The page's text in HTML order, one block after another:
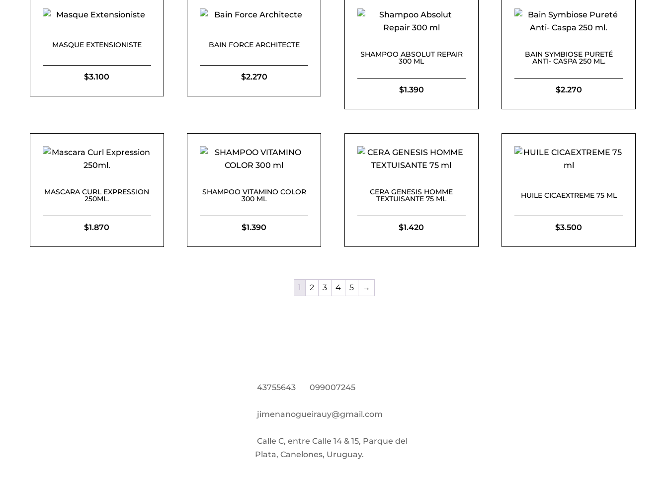
MASQUE EXTENSIONISTE
$3.100
BAIN FORCE ARCHITECTE
$2.270
SHAMPOO ABSOLUT REPAIR
300 ML
$1.390
BAIN SYMBIOSE PURETÉ
ANTI- CASPA 250 ML.
$2.270
MASCARA CURL EXPRESSION
250ML.
$1.870
SHAMPOO VITAMINO COLOR
300 ML
$1.390
CERA GENESIS HOMME
TEXTUISANTE 75 ML
$1.420
HUILE CICAEXTREME 75 ML
$3.500
1 2 3 4 5 →
43755643 099007245
jimenanogueirauy@gmail.com
Calle C, entre Calle 14 & 15, Parque del
Plata, Canelones, Uruguay.